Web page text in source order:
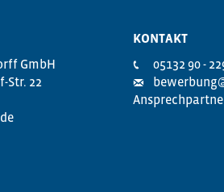
GmbH
Str. 22
KONTAKT
05132 90 -